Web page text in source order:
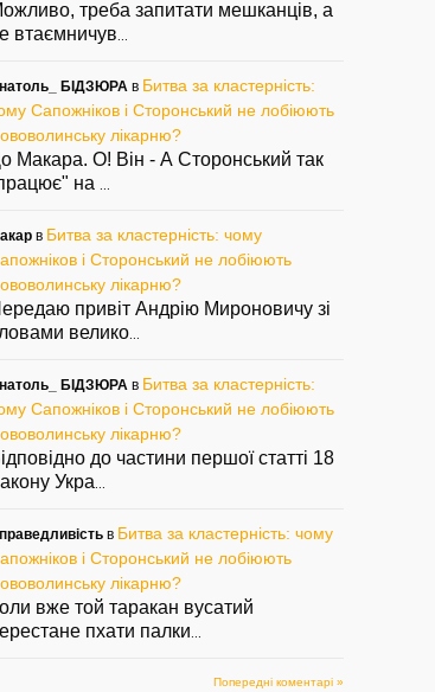
треба запитати мешканців, а
втаємничув
БІДЗЮРА в Битва за кластерність:
Сапожніков і Сторонський не лобіюють
лікарню?
Макара. О! Він - А Сторонський так
на
в Битва за кластерність: чому
і Сторонський не лобіюють
лікарню?
привіт Андрію Мироновичу зі
велико
БІДЗЮРА в Битва за кластерність:
Сапожніков і Сторонський не лобіюють
лікарню?
до частини першої статті 18
Укра
в Битва за кластерність: чому
і Сторонський не лобіюють
лікарню?
вже той таракан вусатий
пхати палки
Попередні коментарі »